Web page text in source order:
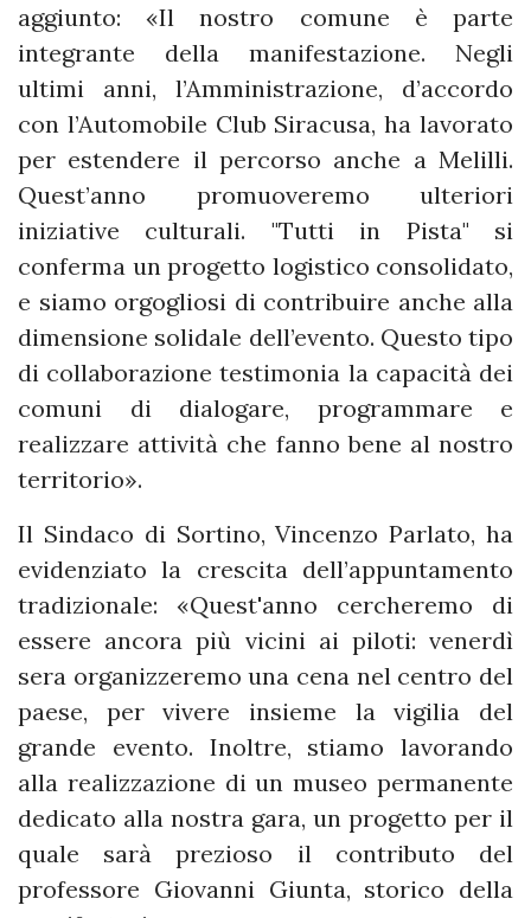
aggiunto: «Il nostro comune è parte
integrante della manifestazione. Negli
ultimi anni, l’Amministrazione, d’accordo
con l’Automobile Club Siracusa, ha lavorato
per estendere il percorso anche a Melilli.
Quest’anno promuoveremo ulteriori
iniziative culturali. "Tutti in Pista" si
conferma un progetto logistico consolidato,
e siamo orgogliosi di contribuire anche alla
dimensione solidale dell’evento. Questo tipo
di collaborazione testimonia la capacità dei
comuni di dialogare, programmare e
realizzare attività che fanno bene al nostro
territorio».
Il Sindaco di Sortino, Vincenzo Parlato, ha
evidenziato la crescita dell’appuntamento
tradizionale: «Quest'anno cercheremo di
essere ancora più vicini ai piloti: venerdì
sera organizzeremo una cena nel centro del
paese, per vivere insieme la vigilia del
grande evento. Inoltre, stiamo lavorando
alla realizzazione di un museo permanente
dedicato alla nostra gara, un progetto per il
quale sarà prezioso il contributo del
professore Giovanni Giunta, storico della